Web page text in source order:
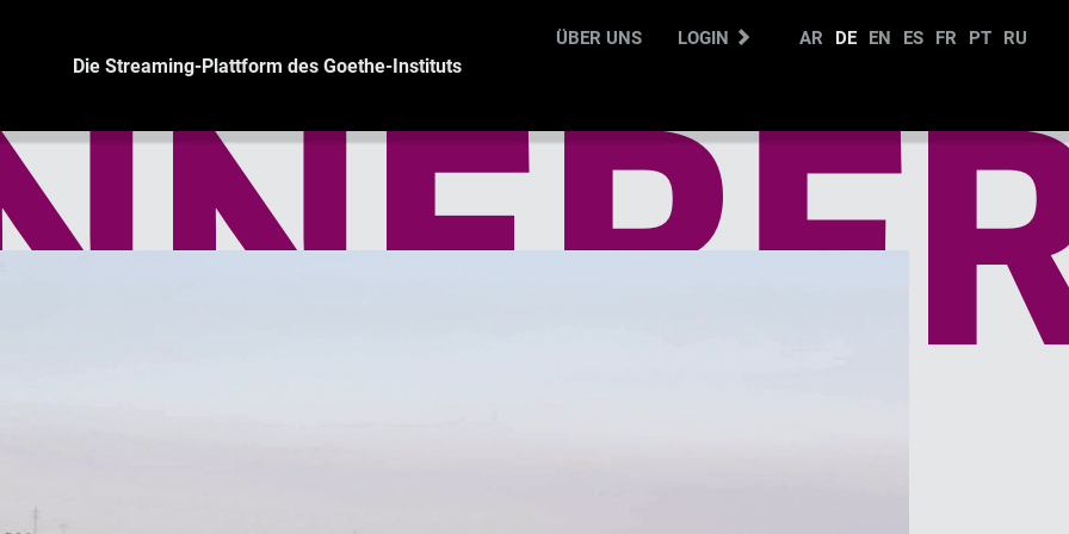
ÜBER UNS LOGIN AR DE EN ES FR PT RU
Die Streaming-Plattform des Goethe-Instituts